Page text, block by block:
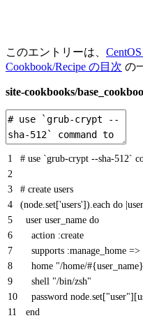
このエントリーは、
Cookbook/Recipe の目次 の
site-cookbooks/
1
2
3
4
5
6
7
8
9
10
11
# use `grub-crypt --sha-512`
# create users
(node set['users']) each do
user user name do
action :create
supports :manage_home =>
home "/home/
shell "/bin/zsh"
password node set["user"] [
end